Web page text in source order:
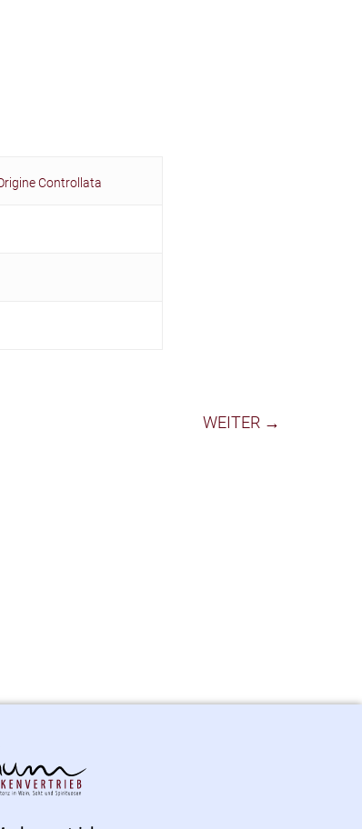
Controllata
WEITER →